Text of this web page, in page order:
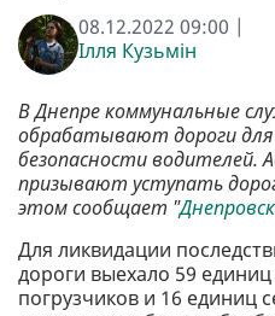
08.12.2022 09:00 |
Ілля Кузьмін
В Днепре коммунальные
обрабатывают дороги для
безопасности водителей.
призывают уступать
этом сообщает "
Для ликвидации
дороги выехало 59
погрузчиков и 16 единиц